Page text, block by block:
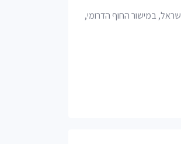
במישור החוף הדרומי,